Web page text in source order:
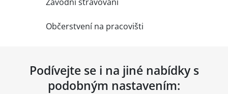
Občerstvení na pracovišti
Podívejte se i na jiné nabídky s
podobným nastavením: